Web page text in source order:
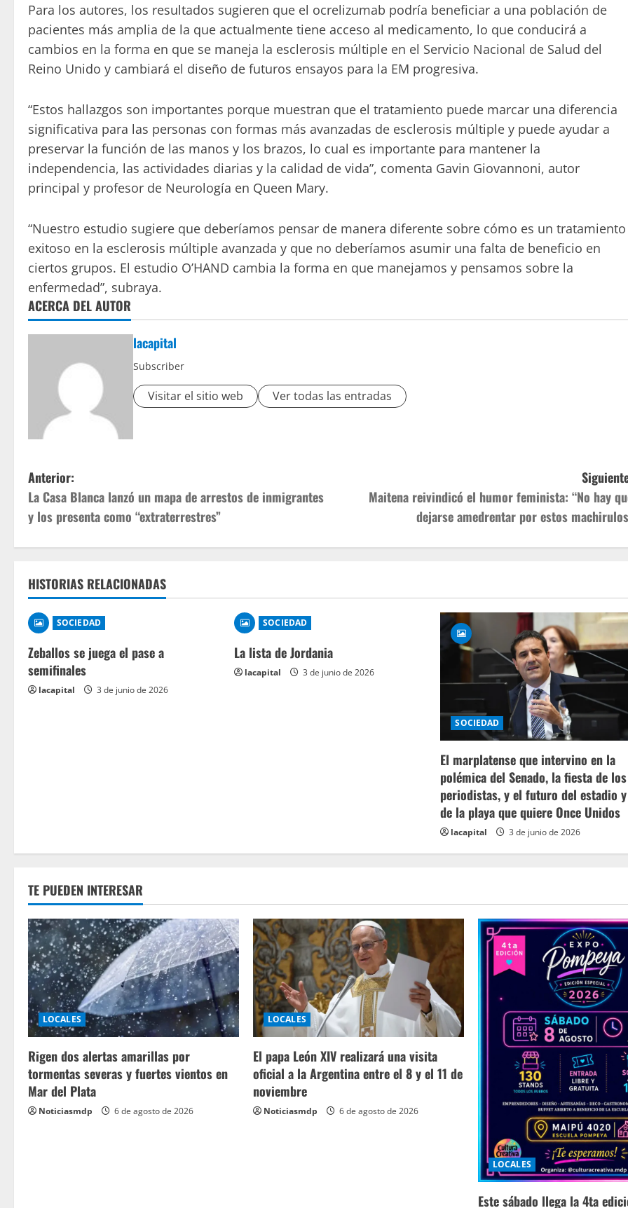
Para los autores, los resultados sugieren que el ocrelizumab podría beneficiar a una población de
pacientes más amplia de la que actualmente tiene acceso al medicamento, lo que conducirá a
cambios en la forma en que se maneja la esclerosis múltiple en el Servicio Nacional de Salud del
Reino Unido y cambiará el diseño de futuros ensayos para la EM progresiva.
“Estos hallazgos son importantes porque muestran que el tratamiento puede marcar una diferencia
significativa para las personas con formas más avanzadas de esclerosis múltiple y puede ayudar a
preservar la función de las manos y los brazos, lo cual es importante para mantener la
independencia, las actividades diarias y la calidad de vida”, comenta Gavin Giovannoni, autor
principal y profesor de Neurología en Queen Mary.
“Nuestro estudio sugiere que deberíamos pensar de manera diferente sobre cómo es un tratamiento
exitoso en la esclerosis múltiple avanzada y que no deberíamos asumir una falta de beneficio en
ciertos grupos. El estudio O’HAND cambia la forma en que manejamos y pensamos sobre la
enfermedad”, subraya.
ACERCA DEL AUTOR
lacapital
Subscriber
Visitar el sitio web Ver todas las entradas
Anterior:
La Casa Blanca lanzó un mapa de arrestos de inmigrantes
y los presenta como “extraterrestres”
Maitena reivindicó el humor feminista: “No hay
dejarse amedrentar por estos
HISTORIAS RELACIONADAS
SOCIEDAD
Zeballos se juega el pase a
semifinales
lacapital 3 de junio de 2026
SOCIEDAD
La lista de Jordania
lacapital 3 de junio de 2026
SOCIEDAD
El marplatense que intervino en la
polémica del Senado, la fiesta de los
periodistas, y el futuro del estadio y
de la playa que quiere Once Unidos
lacapital 3 de junio de 2026
TE PUEDEN INTERESAR
LOCALES
Rigen dos alertas amarillas por
tormentas severas y fuertes vientos en
Mar del Plata
Noticiasmdp 6 de agosto de 2026
LOCALES
El papa León XIV realizará una visita
oficial a la Argentina entre el 8 y el 11 de
noviembre
Noticiasmdp 6 de agosto de 2026
LOCALES
Este sábado llega la 4ta